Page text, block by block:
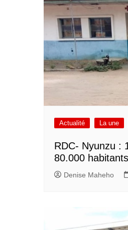
Actualité La une
RDC- Nyunzu :
80.000 habitants
Denise Maheho